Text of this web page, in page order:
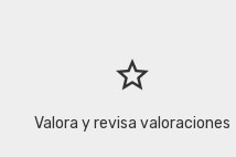
star_border
Valora y revisa valoraciones